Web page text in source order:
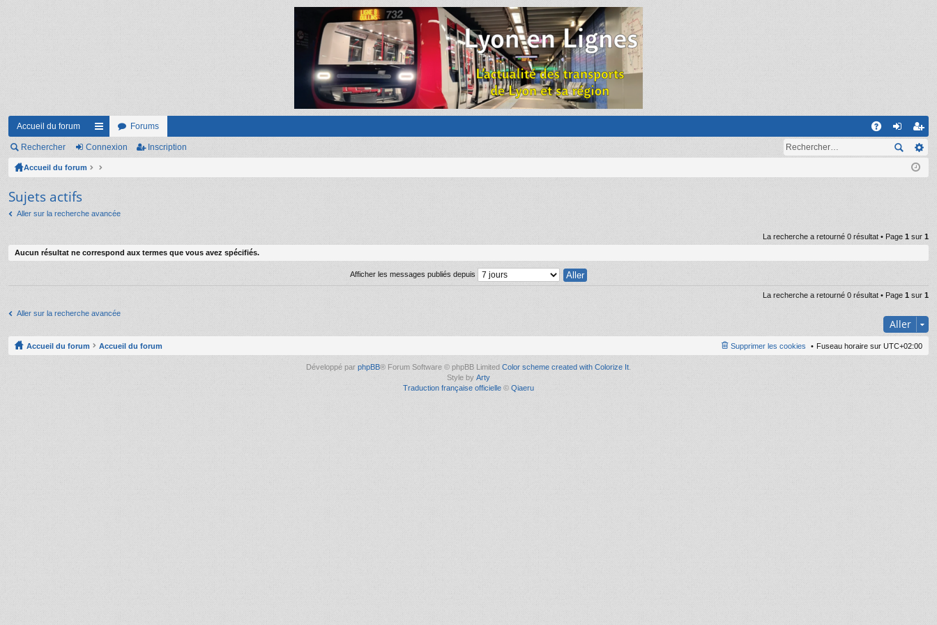
Accueil du forum
ac
co
ci
Forums
on ns
cri
Rechercher Connexion Inscription
Accueil du forum
Sujets actifs
Aller sur la recherche avancée
La recherche a retourné 0 résultat • Page 1 sur 1
Aucun résultat ne correspond aux termes que vous avez spécifiés.
Afficher les messages publiés depuis
La recherche a retourné 0 résultat • Page 1 sur 1
Aller sur la recherche avancée
Aller
Accueil du forum Accueil du forum Fuseau horaire sur UTC+02:00
Supprimer les cookies
Développé par phpBB® Forum Software © phpBB Limited Color scheme created with Colorize It
Style by Arty
Traduction française officielle © Qiaeru